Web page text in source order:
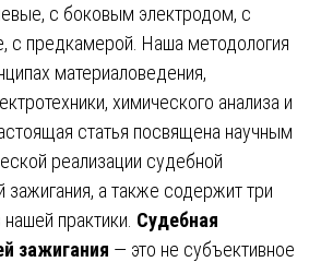
с боковым электродом, с
с предкамерой. Наша методология
материаловедения,
химического анализа и
статья посвящена научным
реализации судебной
зажигания, а также содержит три
практики. Судебная
зажигания — это не субъективное